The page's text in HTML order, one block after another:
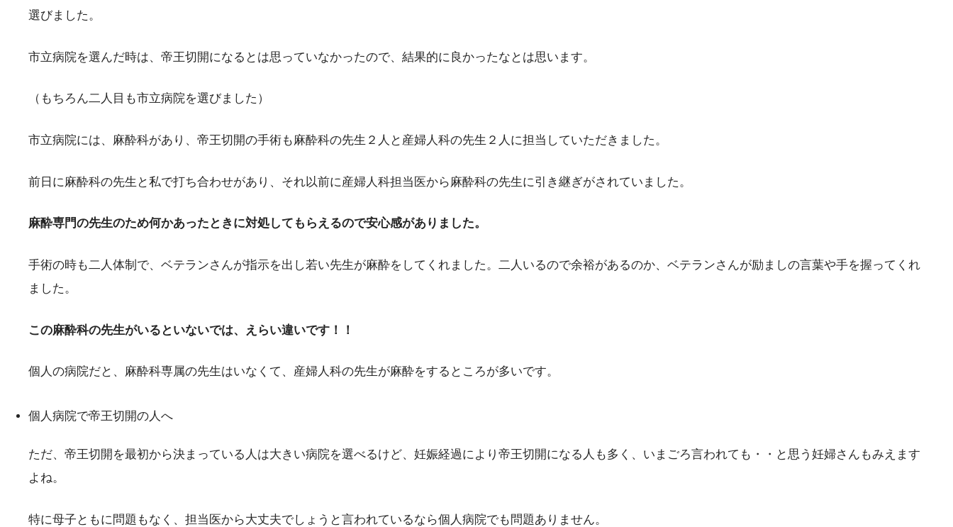
選びました。
市立病院を選んだ時は、帝王切開になるとは思っていなかったので、結果的に良かったなとは思います。
（もちろん二人目も市立病院を選びました）
市立病院には、麻酔科があり、帝王切開の手術も麻酔科の先生２人と産婦人科の先生２人に担当していただきました。
前日に麻酔科の先生と私で打ち合わせがあり、それ以前に産婦人科担当医から麻酔科の先生に引き継ぎがされていました。
麻酔専門の先生のため何かあったときに対処してもらえるので安心感がありました。
手術の時も二人体制で、ベテランさんが指示を出し若い先生が麻酔をしてくれました。二人いるので余裕があるのか、ベテランさんが励ましの言葉や手を握ってくれ
ました。
この麻酔科の先生がいるといないでは、えらい違いです！！
個人の病院だと、麻酔科専属の先生はいなくて、産婦人科の先生が麻酔をするところが多いです。
個人病院で帝王切開の人へ
ただ、帝王切開を最初から決まっている人は大きい病院を選べるけど、妊娠経過により帝王切開になる人も多く、いまごろ言われても・・と思う妊婦さんもみえます
よね。
特に母子ともに問題もなく、担当医から大丈夫でしょうと言われているなら個人病院でも問題ありません。